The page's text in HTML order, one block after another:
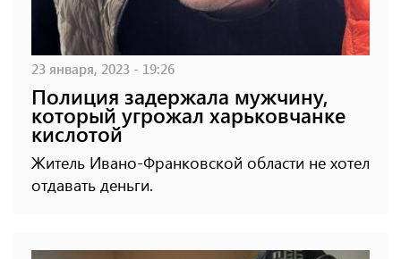
23 января, 2023 - 19:26
Полиция задержала мужчину,
который угрожал харьковчанке
кислотой
Житель Ивано-Франковской области не хотел
отдавать деньги.